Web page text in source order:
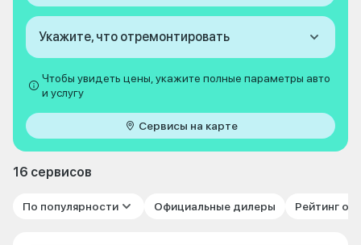
Укажите, что отремонтировать
Чтобы увидеть цены, укажите полные параметры авто
и услугу
Сервисы на карте
16 сервисов
По популярности Официальные дилеры Рейтинг